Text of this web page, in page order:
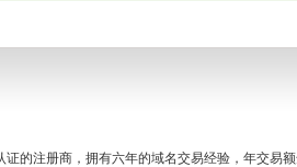
的注册商，拥有六年的域名交易经验，年交易